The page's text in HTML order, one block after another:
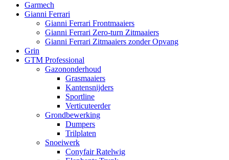
Garmech
Gianni Ferrari
Gianni Ferrari Frontmaaiers
Gianni Ferrari Zero-turn Zitmaaiers
Gianni Ferrari Zitmaaiers zonder Opvang
Grin
GTM Professional
Gazononderhoud
Grasmaaiers
Kantensnijders
Sportline
Verticuteerder
Grondbewerking
Dumpers
Trilplaten
Snoeiwerk
Conyfair Ratelwig